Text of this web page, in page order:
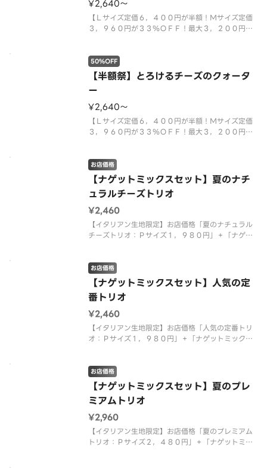
¥2,640〜
【Ｌサイズ定価６，４００円が半額！Ｍサイズ定価
３，９６０円が３３％ＯＦＦ！最大３，２００円お
人気Ｎｏ．１「テリヤキチキン」、「ミート＆マヨ
ポテト」、「濃厚ミートソース＆
【半額祭】とろけるチーズのクォータ
ー
50%OFF
¥2,640〜
【Ｌサイズ定価６，４００円が半額！Ｍサイズ定価
３，９６０円が３３％ＯＦＦ！最大３，２００円お
りベーコン」、「マルゲリータ」のピザが１度に楽
しめる大人も子供も大満足なクォ
【ナゲットミックスセット】夏のナチ
ュラルチーズトリオ
お店価格
¥2,460
【イタリアン生地限定】お店価格「夏のナチュラル
チーズトリオ：Ｐサイズ１，９８０円」＋「ナゲッ
ヨネーズソース＞ 北海道スイートコーン・テリヤ
キチキン・テリヤキソース・チェダ
【ナゲットミックスセット】人気の定
番トリオ
お店価格
¥2,460
【イタリアン生地限定】お店価格「人気の定番トリ
オ：Ｐサイズ１，９８０円」＋「ナゲットミックス
＞ 熟成サラミ・モッツァレラ・チェリートマト・
粗びきソーセージ・ポテト（オニオ
【ナゲットミックスセット】夏のプレ
ミアムトリオ
お店価格
¥2,960
【イタリアン生地限定】お店価格「夏のプレミアム
トリオ：Ｐサイズ２，４８０円」＋「ナゲットミッ